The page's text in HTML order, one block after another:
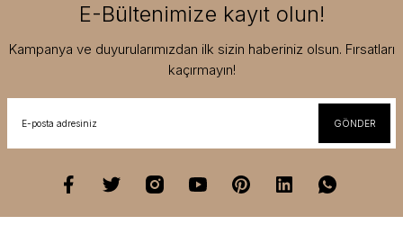
E-Bültenimize kayıt olun!
Kampanya ve duyurularımızdan ilk sizin haberiniz olsun. Fırsatları
kaçırmayın!
GÖNDER